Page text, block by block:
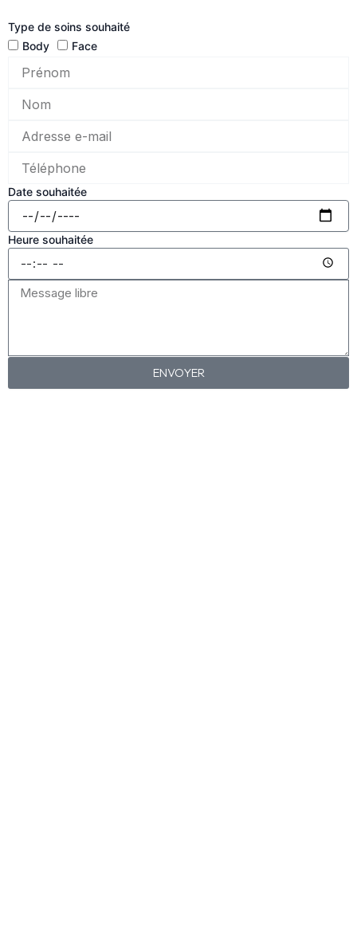
Type de soins souhaité
Body
Face
Date souhaitée
Heure souhaitée
ENVOYER